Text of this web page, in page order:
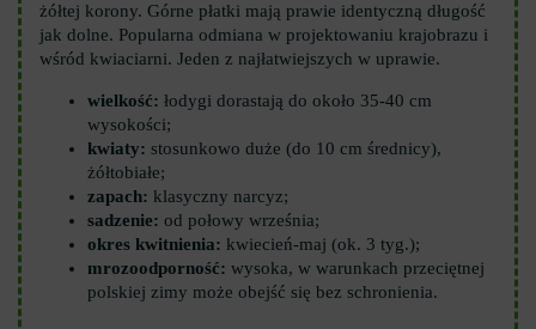
żółtej korony. Górne płatki mają prawie identyczną długość
jak dolne. Popularna odmiana w projektowaniu krajobrazu i
wśród kwiaciarni. Jeden z najłatwiejszych w uprawie.
wielkość: łodygi dorastają do około 35-40 cm
wysokości;
kwiaty: stosunkowo duże (do 10 cm średnicy),
żółtobiałe;
zapach: klasyczny narcyz;
sadzenie: od połowy września;
okres kwitnienia: kwiecień-maj (ok. 3 tyg.);
mrozoodporność: wysoka, w warunkach przeciętnej
polskiej zimy może obejść się bez schronienia.